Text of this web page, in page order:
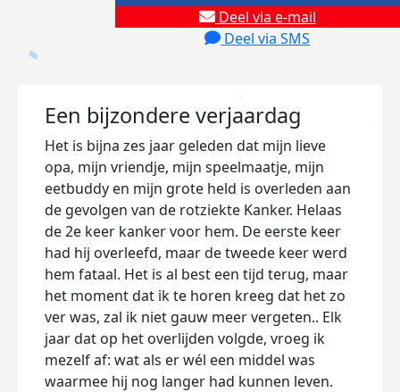
Deel via e-mail
Deel via SMS
Een bijzondere verjaardag
Het is bijna zes jaar geleden dat mijn lieve
opa, mijn vriendje, mijn speelmaatje, mijn
eetbuddy en mijn grote held is overleden aan
de gevolgen van de rotziekte Kanker. Helaas
de 2e keer kanker voor hem. De eerste keer
had hij overleefd, maar de tweede keer werd
hem fataal. Het is al best een tijd terug, maar
het moment dat ik te horen kreeg dat het zo
ver was, zal ik niet gauw meer vergeten.. Elk
jaar dat op het overlijden volgde, vroeg ik
mezelf af: wat als er wél een middel was
waarmee hij nog langer had kunnen leven.